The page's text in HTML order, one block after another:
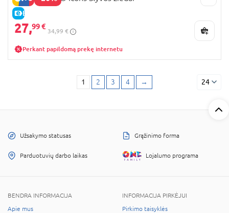
E-KAINA
27,99 €
34,99 €
Perkant papildomą prekę internetu
1 2 3 4 → 24
Užsakymo statusas Grąžinimo forma
Parduotuvių darbo laikas Lojalumo programa
BENDRA INFORMACIJA
Apie mus
INFORMACIJA PIRKĖJUI
Pirkimo taisyklės